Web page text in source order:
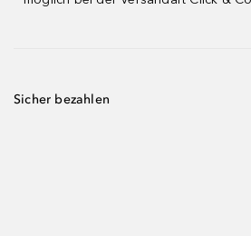
Sicher bezahlen